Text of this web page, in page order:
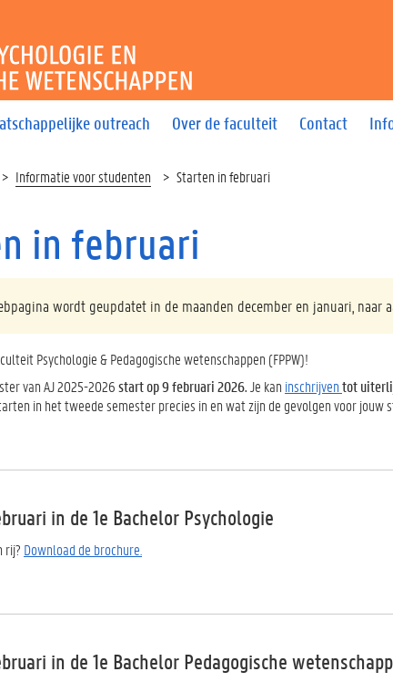
outreach Over de faculteit Contact
EN
Informatie voor studenten Starten in februari
in februari
wordt geupdatet in de maanden december en januari, naar
Psychologie & Pedagogische wetenschappen (FPPW)!
van AJ 2025-2026start op 9 februari 2026.Je kan inschrijventot
in het tweede semester precies in en wat zijn de gevolgen voor jouw
in de 1e Bachelor Psychologie
rij? Download de brochure.
in de 1e Bachelor Pedagogische